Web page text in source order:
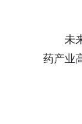
未
药产业